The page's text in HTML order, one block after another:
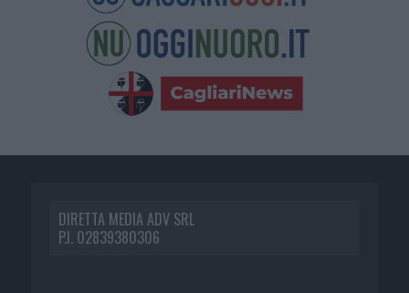
DIRETTA MEDIA ADV SRL
P.I. 02839380306